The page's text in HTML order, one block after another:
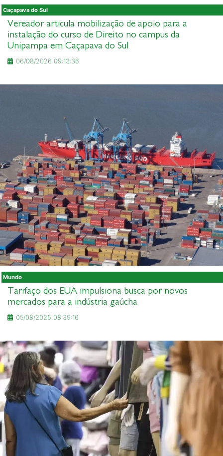
Caçapava do Sul
Vereador articula mobilização de apoio para a
instalação do curso de Direito no campus da
Unipampa em Caçapava do Sul
06/08/2026 09:13:36
Mundo
Tarifaço dos EUA impulsiona busca por novos
mercados para a indústria gaúcha
05/08/2026 08:39:16